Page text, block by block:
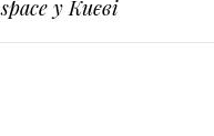
space у Києві